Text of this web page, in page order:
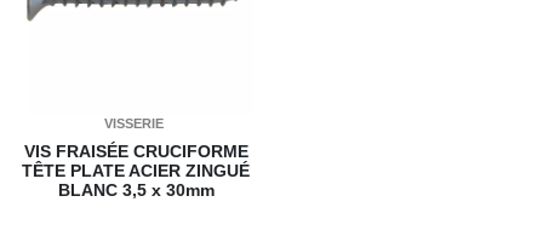
VISSERIE
VIS FRAISÉE CRUCIFORME
TÊTE PLATE ACIER ZINGUÉ
BLANC3,5 x 30mm